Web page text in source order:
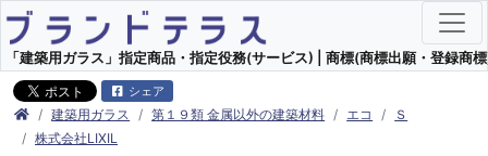
「建築用ガラス」指定商品・指定役務(サービス) | 商標(商標出願・登録商
シェア
建築用ガラス 第１９類 金属以外の建築材料 エコ
Ｓ
株式会社LIXIL